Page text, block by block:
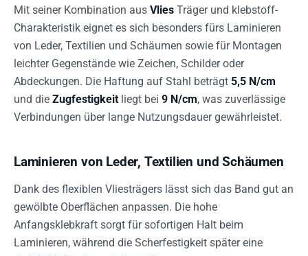
Mit seiner Kombination aus Vlies Träger und klebstoff-
Charakteristik eignet es sich besonders fürs Laminieren
von Leder, Textilien und Schäumen sowie für Montagen
leichter Gegenstände wie Zeichen, Schilder oder
Abdeckungen. Die Haftung auf Stahl beträgt 5,5 N/cm
und die Zugfestigkeit liegt bei 9 N/cm, was zuverlässige
Verbindungen über lange Nutzungsdauer gewährleistet.
Laminieren von Leder, Textilien und Schäumen
Dank des flexiblen Vliesträgers lässt sich das Band gut an
gewölbte Oberflächen anpassen. Die hohe
Anfangsklebkraft sorgt für sofortigen Halt beim
Laminieren, während die Scherfestigkeit später eine